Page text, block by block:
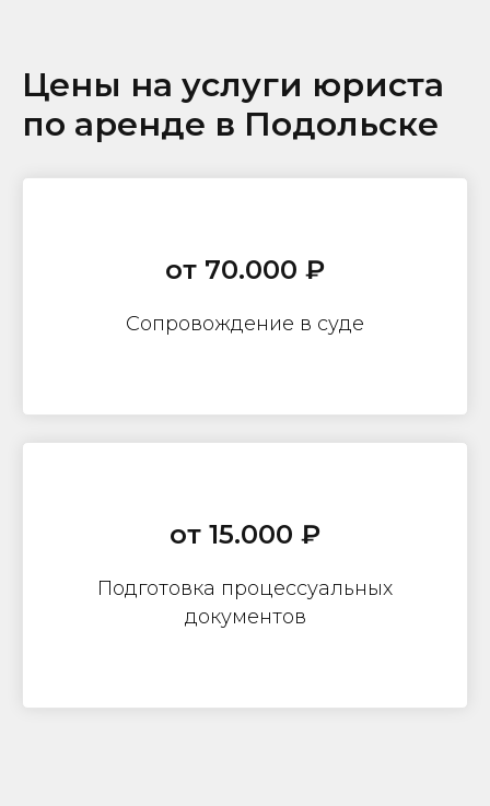
Цены на услуги юриста
по аренде в Подольске
от 70.000 ₽
Сопровождение в суде
от 15.000 ₽
Подготовка процессуальных
документов